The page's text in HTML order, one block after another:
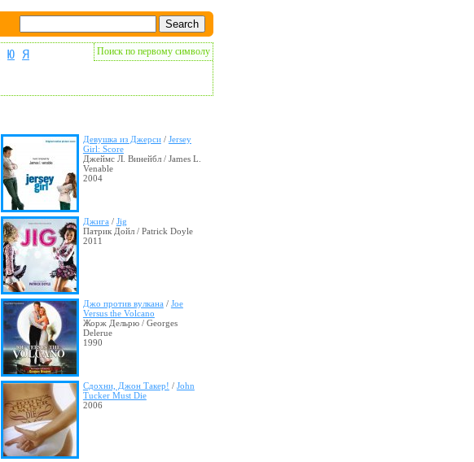
Поиск по первому символу
Ю Я
Девушка из Джерси/ Jersey
Girl: Score
Джеймс Л. Винейбл / James L.
Venable
2004
Джига / Jig
Патрик Дойл / Patrick Doyle
2011
Джо против вулкана / Joe
Versus the Volcano
Жорж Дельрю / Georges
Delerue
1990
Сдохни, Джон Такер! / John
Tucker Must Die
2006